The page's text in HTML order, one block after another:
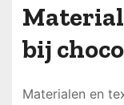
bij
Materialen en